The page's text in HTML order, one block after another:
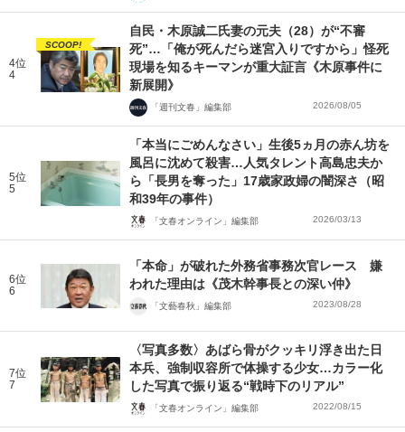
4位
4
SCOOP!
自民・木原誠二氏妻の元夫（28）が“不審
死”…「俺が死んだら迷宮入りですから」怪死
現場を知るキーマンが重大証言《木原事件に
新展開》
「週刊文春」編集部 2026/08/05
5位
5
「本当にごめんなさい」生後5ヵ月の赤ん坊を
風呂に沈めて殺害…人気タレント高島忠夫か
ら「長男を奪った」17歳家政婦の闇深さ（昭
和39年の事件）
「文春オンライン」編集部 2026/03/13
6位
6
「本命」が破れた外務省事務次官レース 嫌
われた理由は《茂木幹事長との深い仲》
「文藝春秋」編集部 2023/08/28
7位
7
〈写真多数〉あばら骨がクッキリ浮き出た日
本兵、強制収容所で体操する少女…カラー化
した写真で振り返る“戦時下のリアル”
「文春オンライン」編集部 2022/08/15